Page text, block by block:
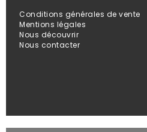
Conditions générales de vente
Mentions légales
Nous découvrir
Nous contacter